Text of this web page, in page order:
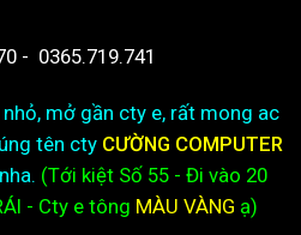
- 0365.719.741
mở gần cty e, rất mong ac
tên cty CƯỜNG COMPUTER
(Tới kiệtSố 55 - Đi vào 20
- Cty e tông MÀU VÀNG ạ)